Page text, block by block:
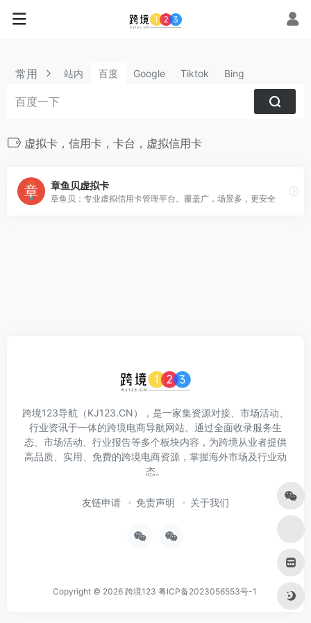
常用 站内 百度 Google Tiktok Bing
虚拟卡，信用卡，卡台，虚拟信用卡
章鱼贝虚拟卡
章鱼贝：专业虚拟信用卡管理平台。覆盖广，场景多，更安全
跨境123导航（KJ123.CN），是一家集资源对接、市场活动、
行业资讯于一体的跨境电商导航网站。通过全面收录服务生
态、市场活动、行业报告等多个板块内容，为跨境从业者提供
高品质、实用、免费的跨境电商资源，掌握海外市场及行业动
态。
友链申请 免责声明 关于我们
Copyright © 2026 跨境123 粤ICP备2023056553号-1